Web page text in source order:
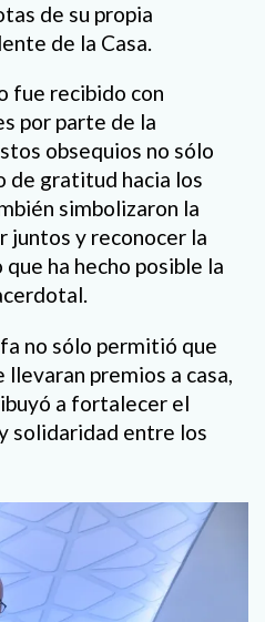
de su propia
de la Casa.
fue recibido con
por parte de la
obsequios no sólo
de gratitud hacia los
simbolizaron la
juntos y reconocer la
ha hecho posible la
no sólo permitió que
premios a casa,
a fortalecer el
solidaridad entre los